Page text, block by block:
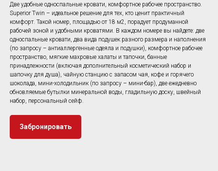
Две удобные односпальные кровати, комфортное рабочее пространство.
Superior Twin – идеальное решение для тех, кто ценит практичный
комфорт. Такой номер, площадью от 18 м2, порадует продуманной
рабочей зоной и удобными кроватями. В каждом номере вы найдете: две
односпальные кровати, два вида подушек разного размера и наполнения
(по запросу – антиаллергенные одеяла и подушки), комфортное рабочее
пространство, мягкие махровые халаты и тапочки, банные
принадлежности (включая дополнительный косметический набор и
шапочку для душа), чайную станцию с запасом чая, кофе и горячего
шоколада, мини-холодильник (по запросу – мини-бар), две ежедневно
обновляемые бутылки минеральной воды, гладильную доску, швейный
набор, персональный сейф.
Забронировать